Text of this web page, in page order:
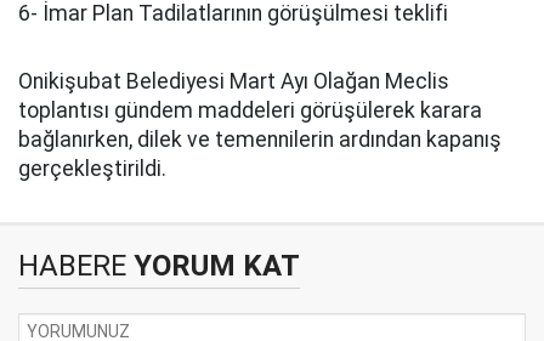
6- İmar Plan Tadilatlarının görüşülmesi teklifi
Onikişubat Belediyesi Mart Ayı Olağan Meclis
toplantısı gündem maddeleri görüşülerek karara
bağlanırken, dilek ve temennilerin ardından kapanış
gerçekleştirildi.
HABERE YORUM KAT